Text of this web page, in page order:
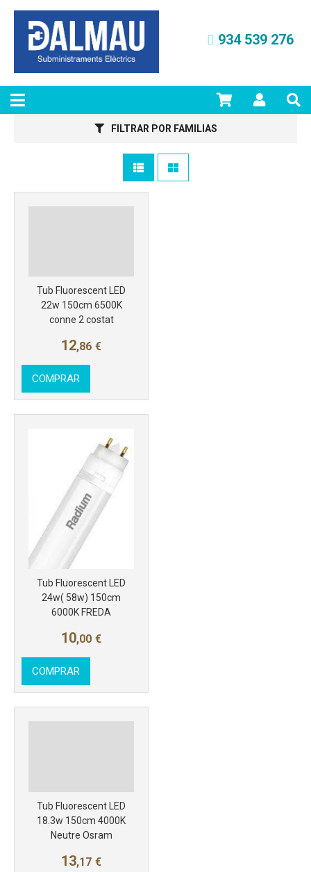
934 539 276
FILTRAR POR FAMILIAS
Tub Fluorescent LED
22w 150cm 6500K
conne 2 costat
12,86 €
COMPRAR
Tub Fluorescent LED
24w( 58w) 150cm
6000K FREDA
10,00 €
COMPRAR
Más info
Tub Fluorescent LED
18.3w 150cm 4000K
Neutre Osram
13,17 €
Más info